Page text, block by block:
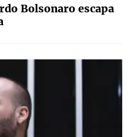
Bolsonaro escapa